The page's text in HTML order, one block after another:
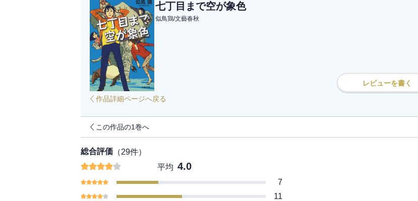
七丁目まで空が象色
似鳥鶏/文藝春秋
レビューを書く
作品詳細ページへ戻る
この作品の1巻へ
総合評価 （29件）
平均 4.0
7
11